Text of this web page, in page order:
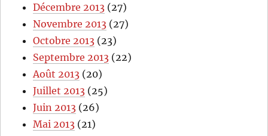
Décembre 2013 (27)
Novembre 2013 (27)
Octobre 2013 (23)
Septembre 2013 (22)
Août 2013 (20)
Juillet 2013 (25)
Juin 2013 (26)
Mai 2013 (21)